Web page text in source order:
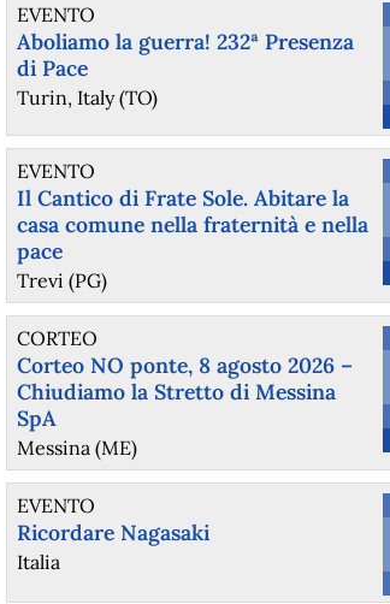
EVENTO
Aboliamo la guerra! 232ª Presenza
di Pace
Turin, Italy (TO)
EVENTO
Il Cantico di Frate Sole. Abitare la
casa comune nella fraternità e nella
pace
Trevi (PG)
CORTEO
Corteo NO ponte, 8 agosto 2026 –
Chiudiamo la Stretto di Messina
SpA
Messina (ME)
EVENTO
Ricordare Nagasaki
Italia